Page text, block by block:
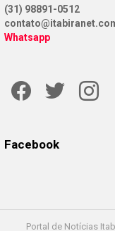
(31) 98891-0512
Whatsapp
Facebook
Portal de Notícias